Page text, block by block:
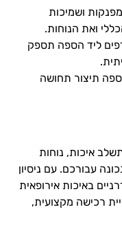
ושמיכות
ואת הנוחות.
ליד הספה תספק
תיצור תחושה
איכות, נוחות
עבורכם. עם ניסיון
מודרניים באיכות אירופאית
רכישה מקצועית,